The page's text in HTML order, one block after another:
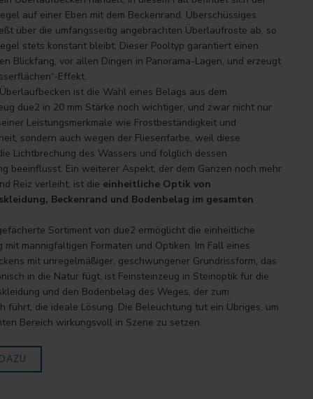
auf einer Eben mit dem Beckenrand. Überschüssiges
über die umfangsseitig angebrachten Überlaufroste ab, so
stets konstant bleibt. Dieser Pooltyp garantiert einen
Blickfang, vor allen Dingen in Panorama-Lagen, und erzeugt
Effekt.
ist die Wahl eines Belags aus dem
due2 in 20 mm Stärke noch wichtiger, und zwar nicht nur
Leistungsmerkmale wie Frostbeständigkeit und
sondern auch wegen der Fliesenfarbe, weil diese
Lichtbrechung des Wassers und folglich dessen
beeinflusst. Ein weiterer Aspekt, der dem Ganzen noch mehr
Reiz verleiht, ist die einheitliche Optik von
Beckenrand und Bodenbelag im gesamten
Sortiment von due2 ermöglicht die einheitliche
mit mannigfaltigen Formaten und Optiken. Im Fall eines
mit unregelmäßiger, geschwungener Grundrissform, das
in die Natur fügt, ist Feinsteinzeug in Steinoptik für die
und den Bodenbelag des Weges, der zum
führt, die ideale Lösung. Die Beleuchtung tut ein Übriges, um
Bereich wirkungsvoll in Szene zu setzen.